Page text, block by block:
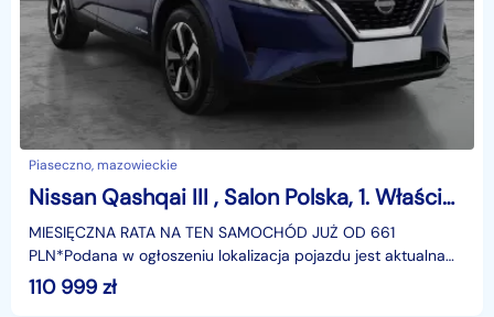
Piaseczno, mazowieckie
Nissan Qashqai III , Salon Polska, 1. Właściciel, Serwis ASO, Automat, VAT 23%,
MIESIĘCZNA RATA NA TEN SAMOCHÓD JUŻ OD 661
PLN*Podana w ogłoszeniu lokalizacja pojazdu jest aktualna
na dzień wystawienia ogłoszenia. Przed przyjazdem do
salonu
110 999 zł